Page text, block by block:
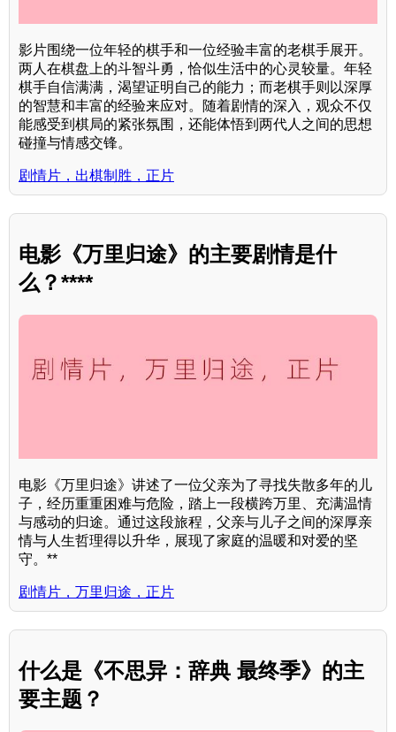
影片围绕一位年轻的棋手和一位经验丰富的老棋手展开。
两人在棋盘上的斗智斗勇，恰似生活中的心灵较量。年轻
棋手自信满满，渴望证明自己的能力；而老棋手则以深厚
的智慧和丰富的经验来应对。随着剧情的深入，观众不仅
能感受到棋局的紧张氛围，还能体悟到两代人之间的思想
碰撞与情感交锋。
剧情片，出棋制胜，正片
电影《万里归途》的主要剧情是什
么？****
电影《万里归途》讲述了一位父亲为了寻找失散多年的儿
子，经历重重困难与危险，踏上一段横跨万里、充满温情
与感动的归途。通过这段旅程，父亲与儿子之间的深厚亲
情与人生哲理得以升华，展现了家庭的温暖和对爱的坚
守。**
剧情片，万里归途，正片
什么是《不思异：辞典 最终季》的主
要主题？